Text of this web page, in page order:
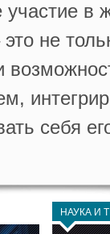
в
не
себя
НАУКА И